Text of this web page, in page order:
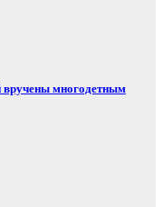
вручены многодетным